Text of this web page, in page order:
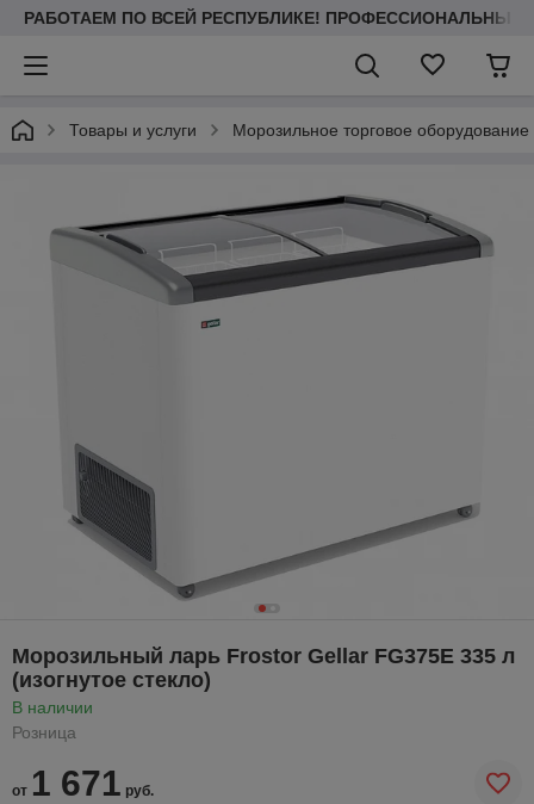
РАБОТАЕМ ПО ВСЕЙ РЕСПУБЛИКЕ!
Товары и услуги Морозильное торговое
Морозильный ларь Frostor Gellar FG375E 335 л
(изогнутое стекло)
В наличии
Розница
от 1 671 руб.